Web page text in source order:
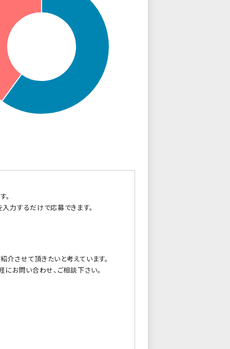
。
力するだけで応募できます。
させて頂きたいと考えています。
お問い合わせ、ご相談下さい。